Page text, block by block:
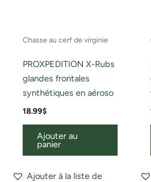
Chasse au cerf de virginie
PROXPEDITION X-Rubs
glandes frontales
synthétiques en aéroso
18.99$
Ajouter au
panier
Ajouter à la liste de